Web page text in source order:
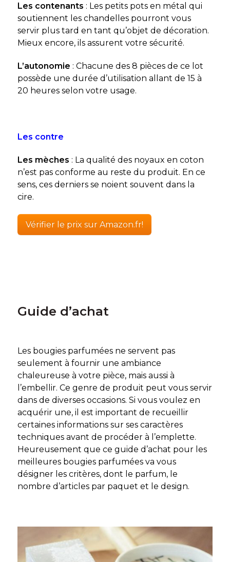
Les contenants : Les petits pots en métal qui
soutiennent les chandelles pourront vous
servir plus tard en tant qu’objet de décoration.
Mieux encore, ils assurent votre sécurité.
L’autonomie : Chacune des 8 pièces de ce lot
possède une durée d’utilisation allant de 15 à
20 heures selon votre usage.
Les contre
Les mèches : La qualité des noyaux en coton
n’est pas conforme au reste du produit. En ce
sens, ces derniers se noient souvent dans la
cire.
Vérifier le prix sur Amazon.fr!
Guide d’achat
Les bougies parfumées ne servent pas
seulement à fournir une ambiance
chaleureuse à votre pièce, mais aussi à
l’embellir. Ce genre de produit peut vous servir
dans de diverses occasions. Si vous voulez en
acquérir une, il est important de recueillir
certaines informations sur ses caractères
techniques avant de procéder à l’emplette.
Heureusement que ce guide d’achat pour les
meilleures bougies parfumées va vous
désigner les critères, dont le parfum, le
nombre d’articles par paquet et le design.